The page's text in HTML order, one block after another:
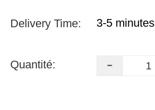
Delivery Time: 3-5 minutes
Quantité: